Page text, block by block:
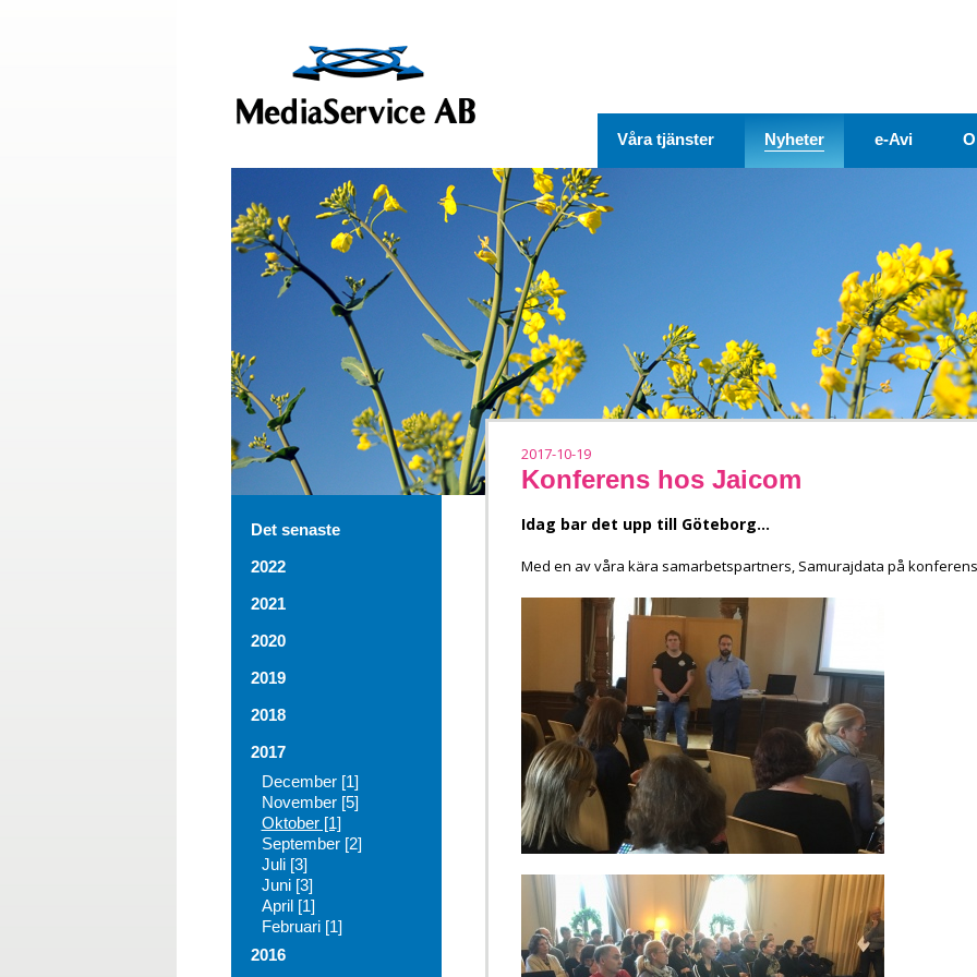
Våra tjänster Nyheter e-Avi
Det senaste
2022
2021
2020
2019
2018
2017
December [1]
November [5]
Oktober [1]
September [2]
Juli [3]
Juni [3]
April [1]
Februari [1]
2016
2017-10-19
Konferens hos Jaicom
Idag bar det upp till Göteborg...
Med en av våra kära samarbetspartners, Samurajdata på